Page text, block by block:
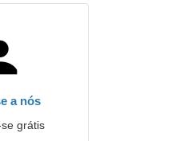
a nós
grátis